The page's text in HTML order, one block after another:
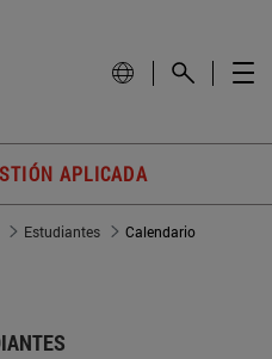
APLICADA
Estudiantes Calendario